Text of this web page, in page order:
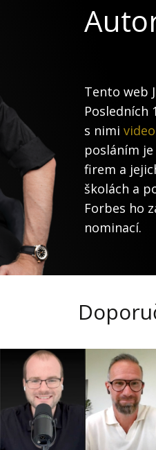
Tento web
Posledních
s nimi
posláním
firem a
školách a
Forbes ho
nominací.